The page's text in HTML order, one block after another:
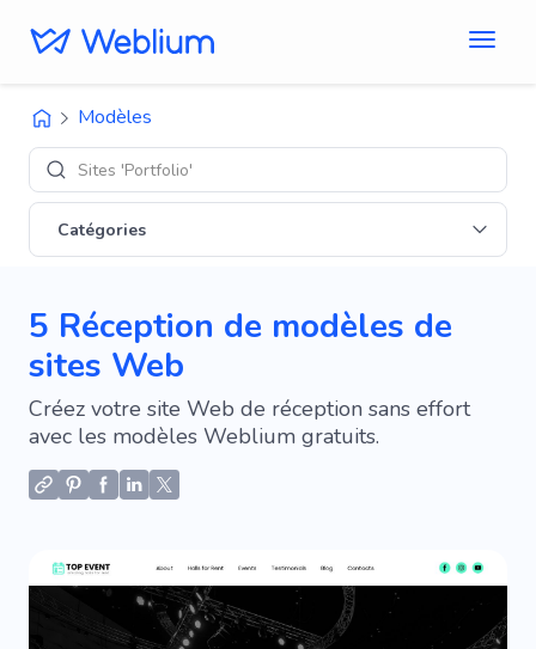
Modèles
Sites 'Portfolio'
Catégories
5 Réception de modèles de
sites Web
Créez votre site Web de réception sans effort
avec les modèles Weblium gratuits.